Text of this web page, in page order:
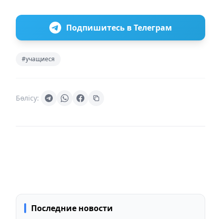
Подпишитесь в Телеграм
#учащиеся
Бөлісу:
Последние новости